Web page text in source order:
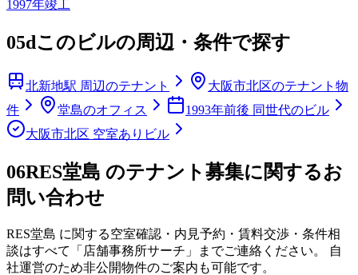
1997年竣工
05dこのビルの周辺・条件で探す
北新地駅 周辺のテナント
大阪市北区のテナント物
件
堂島のオフィス
1993年前後 同世代のビル
大阪市北区 空室ありビル
06RES堂島 のテナント募集に関するお
問い合わせ
RES堂島 に関する空室確認・内見予約・賃料交渉・条件相
談はすべて「店舗事務所サーチ」までご連絡ください。 自
社運営のため非公開物件のご案内も可能です。